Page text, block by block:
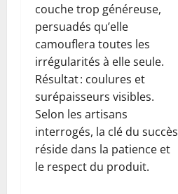
couche trop généreuse,
persuadés qu’elle
camouflera toutes les
irrégularités à elle seule.
Résultat : coulures et
surépaisseurs visibles.
Selon les artisans
interrogés, la clé du succès
réside dans la patience et
le respect du produit.